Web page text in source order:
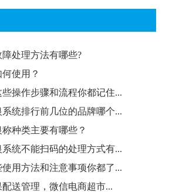
处理方法有哪些?
处理方法有哪些?
使用？
操作步骤和流程你都记住...
统排行前几位的品牌哪个...
种类主要有哪些？
统不能扫码的处理方式有...
用方法和注意事项你都了...
送管理，微信电商超市...